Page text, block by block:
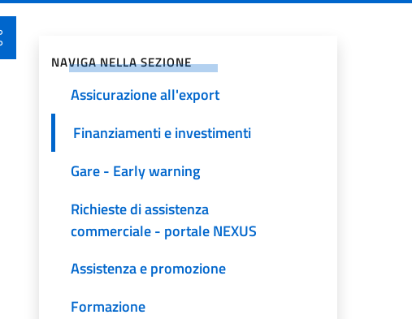
NAVIGA NELLA SEZIONE
Assicurazione all'export
Finanziamenti e investimenti
Gare - Early warning
Richieste di assistenza
commerciale - portale NEXUS
Assistenza e promozione
Formazione